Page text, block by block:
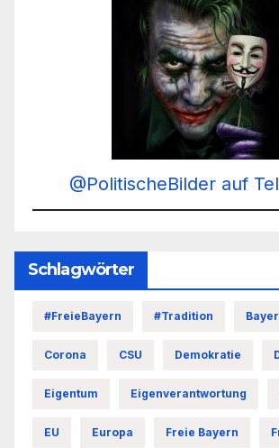
@PolitischeBilder auf
Schlagwörter
#FreieBayern #Tradition
Corona CSU Demokratie
Eigentum Eigenverantwortung
EU Europa Freie Bayern